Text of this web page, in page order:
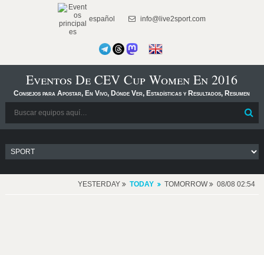
español info@live2sport.com
Eventos De CEV Cup Women En 2016
Consejos para Apostar, En Vivo, Dónde Ver, Estadísticas y Resultados, Resumen
YESTERDAY TODAY TOMORROW 08/08 02:54